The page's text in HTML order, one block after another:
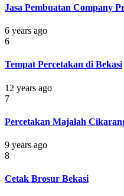
Jasa Pembuatan Company
6 years ago
6
Tempat Percetakan di Bekasi
12 years ago
7
Percetakan Majalah
9 years ago
8
Cetak Brosur Bekasi